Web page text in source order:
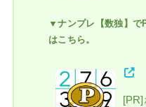
▼ナンプレ【数独】で
はこちら。